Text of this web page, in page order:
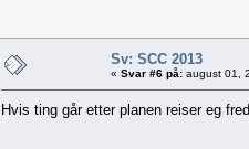
Sv: SCC 2013
« Svar #6 på: august 01,
Hvis ting går etter planen reiser eg